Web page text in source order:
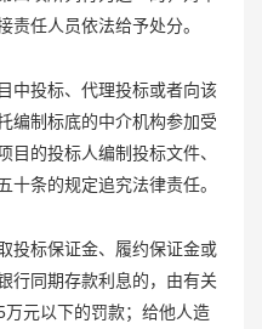
责任人员依法给予处分。
中投标、代理投标或者向该
编制标底的中介机构参加受
目的投标人编制投标文件、
十条的规定追究法律责任。
投标保证金、履约保证金或
行同期存款利息的，由有关
元以下的罚款；给他人造